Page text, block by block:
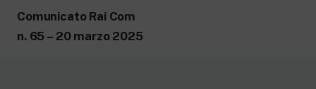
Comunicato Rai Com
n. 65 – 20 marzo 2025